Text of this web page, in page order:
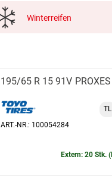
Winterreifen
195/65 R 15 91V
ART.-NR.: 100054284
TL
Extern: 20 Stk.